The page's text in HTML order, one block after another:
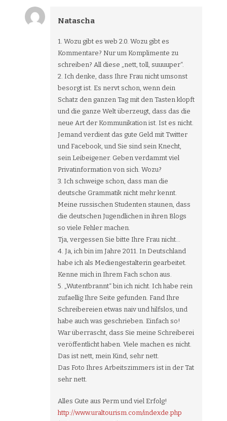
Natascha
1. Wozu gibt es web 2.0. Wozu gibt es
Kommentare? Nur um Komplimente zu
schreiben? All diese „nett, toll, suuuuper“.
2. Ich denke, dass Ihre Frau nicht umsonst
besorgt ist. Es nervt schon, wenn dein
Schatz den ganzen Tag mit den Tasten klopft
und die ganze Welt überzeugt, dass das die
neue Art der Kommunikation ist. Ist es nicht.
Jemand verdient das gute Geld mit Twitter
und Facebook, und Sie sind sein Knecht,
sein Leibeigener. Geben verdammt viel
Privatinformation von sich. Wozu?
3. Ich schweige schon, dass man die
deutsche Grammatik nicht mehr kennt.
Meine russischen Studenten staunen, dass
die deutschen Jugendlichen in ihren Blogs
so viele Fehler machen.
Tja, vergessen Sie bitte Ihre Frau nicht…
4. Ja, ich bin im Jahre 2011. In Deutschland
habe ich als Mediengestalterin gearbeitet.
Kenne mich in Ihrem Fach schon aus.
5. „Wutentbrannt“ bin ich nicht. Ich habe rein
zufaellig Ihre Seite gefunden. Fand Ihre
Schreibereien etwas naiv und hilfslos, und
habe auch was geschrieben. Einfach so!
War überrascht, dass Sie meine Schreiberei
veröffentlicht haben. Viele machen es nicht.
Das ist nett, mein Kind, sehr nett.
Das Foto Ihres Arbeitszimmers ist in der Tat
sehr nett.
Alles Gute aus Perm und viel Erfolg!
http://www.uraltourism.com/indexde.php